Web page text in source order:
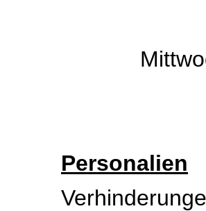
Personalien